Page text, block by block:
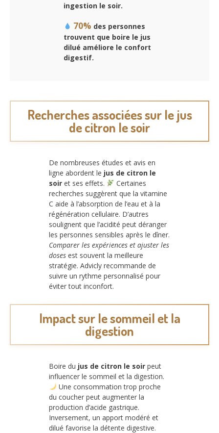
ingestion le soir.
70% des personnes
trouvent que boire le jus
dilué améliore le confort
digestif.
Recherches associées sur le jus
de citron le soir
De nombreuses études et avis en
ligne abordent le jus de citron le
soir et ses effets.
Certaines
recherches suggèrent que la vitamine
C aide à l’absorption de l’eau et à la
régénération cellulaire. D’autres
soulignent que l’acidité peut déranger
les personnes sensibles après le dîner.
Comparer les expériences et ajuster les
doses est souvent la meilleure
stratégie. Advicly recommande de
suivre un rythme personnalisé pour
éviter tout inconfort.
Impact sur le sommeil et la
digestion
Boire du jus de citron le soir peut
influencer le sommeil et la digestion.
Une consommation trop proche
du coucher peut augmenter la
production d’acide gastrique.
Inversement, un apport modéré et
dilué favorise la détente digestive.